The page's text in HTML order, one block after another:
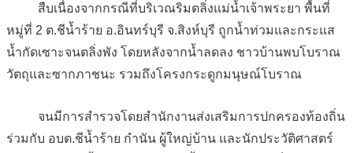
สืบเนื่องจากกรณีที่บริเวณริมตลิ่งแม่น้ำเจ้าพระยา พื้นที่
หมู่ที่ 2 ต.ชีน้ำร้าย อ.อินทร์บุรี จ.สิงห์บุรี ถูกน้ำท่วมและกระแส
น้ำกัดเซาะจนตลิ่งพัง โดยหลังจากน้ำลดลง ชาวบ้านพบโบราณ
วัตถุและซากภาชนะ รวมถึงโครงกระดูกมนุษณ์โบราณ
จนมีการสำรวจโดยสำนักงานส่งเสริมการปกครองท้องถิ่น
ร่วมกับ อบต.ชีน้ำร้าย กำนัน ผู้ใหญ่บ้าน และนักประวัติศาสตร์